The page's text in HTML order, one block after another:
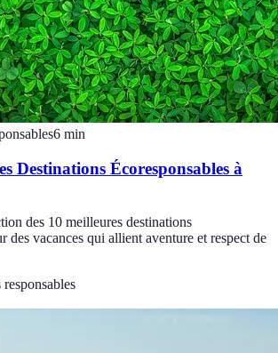
6 min
Destinations Écoresponsables à
des 10 meilleures destinations
des vacances qui allient aventure et respect de